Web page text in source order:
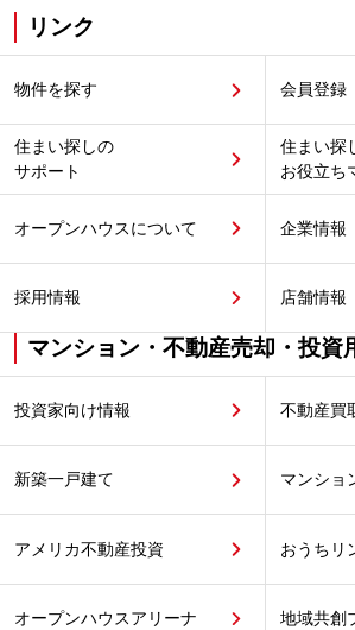
リンク
物件を探す 会員登録
住まい探しの
サポート
住まい探
お役立ち
オープンハウスについて 企業情報
採用情報 店舗情報
マンション・不動産売却・投資
投資家向け情報 不動産買
新築一戸建て マンショ
アメリカ不動産投資 おうちリ
オープンハウスアリーナ 地域共創